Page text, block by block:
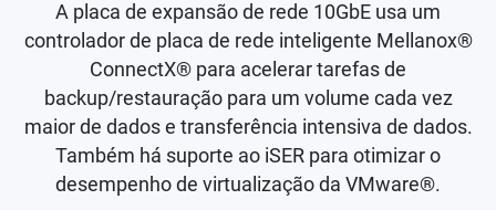
A placa de expansão de rede 10GbE usa um
controlador de placa de rede inteligente Mellanox®
ConnectX® para acelerar tarefas de
backup/restauração para um volume cada vez
maior de dados e transferência intensiva de dados.
Também há suporte ao iSER para otimizar o
desempenho de virtualização da VMware®.